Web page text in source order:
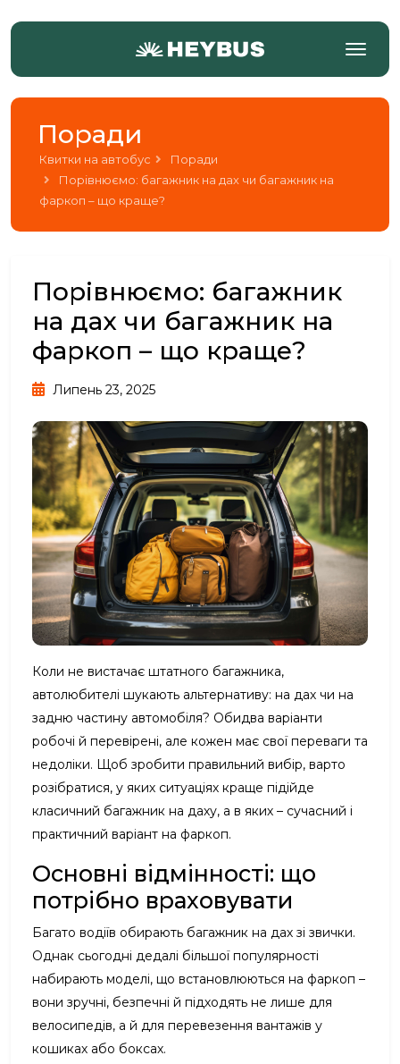
Поради
Квитки на автобус
Поради
Порівнюємо: багажник на дах чи багажник на
фаркоп – що краще?
Порівнюємо: багажник
на дах чи багажник на
фаркоп – що краще?
Липень 23, 2025
Коли не вистачає штатного багажника,
автолюбителі шукають альтернативу: на дах чи на
задню частину автомобіля? Обидва варіанти
робочі й перевірені, але кожен має свої переваги та
недоліки. Щоб зробити правильний вибір, варто
розібратися, у яких ситуаціях краще підійде
класичний багажник на даху, а в яких – сучасний і
практичний варіант на фаркоп.
Основні відмінності: що
потрібно враховувати
Багато водіїв обирають багажник на дах зі звички.
Однак сьогодні дедалі більшої популярності
набирають моделі, що встановлюються на фаркоп –
вони зручні, безпечні й підходять не лише для
велосипедів, а й для перевезення вантажів у
кошиках або боксах.